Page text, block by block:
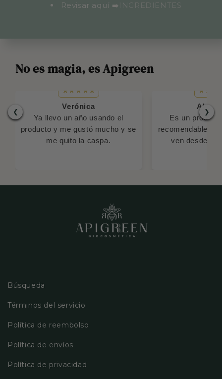
Revisar aquí ➡️INGREDIENTES
No es magia, es Apigreen
❮ ❯
Verónica
Ya llevo un año usando el
producto y me gustó mucho y se
me quito la caspa.
Es un
recomendable,
ven desde el
Búsqueda
Términos del servicio
Política de reembolso
Política de envíos
Política de privacidad